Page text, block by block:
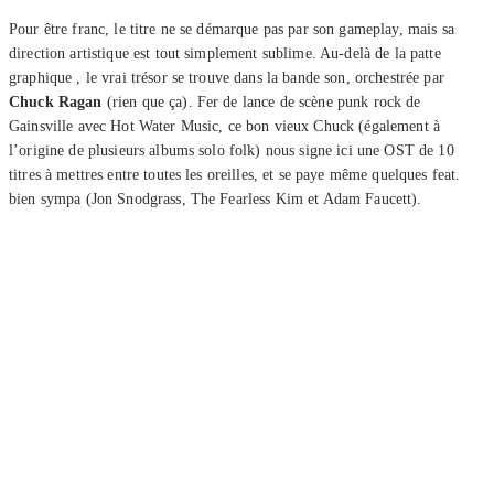
Pour être franc, le titre ne se démarque pas par son gameplay, mais sa
direction artistique est tout simplement sublime. Au-delà de la patte
graphique , le vrai trésor se trouve dans la bande son, orchestrée par
Chuck Ragan (rien que ça). Fer de lance de scène punk rock de
Gainsville avec Hot Water Music, ce bon vieux Chuck (également à
l’origine de plusieurs albums solo folk) nous signe ici une OST de 10
titres à mettres entre toutes les oreilles, et se paye même quelques feat.
bien sympa (Jon Snodgrass, The Fearless Kim et Adam Faucett).